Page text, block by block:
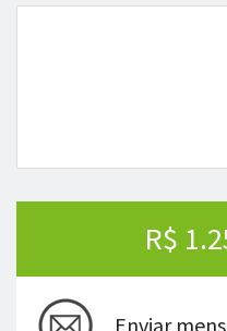
R$
Enviar